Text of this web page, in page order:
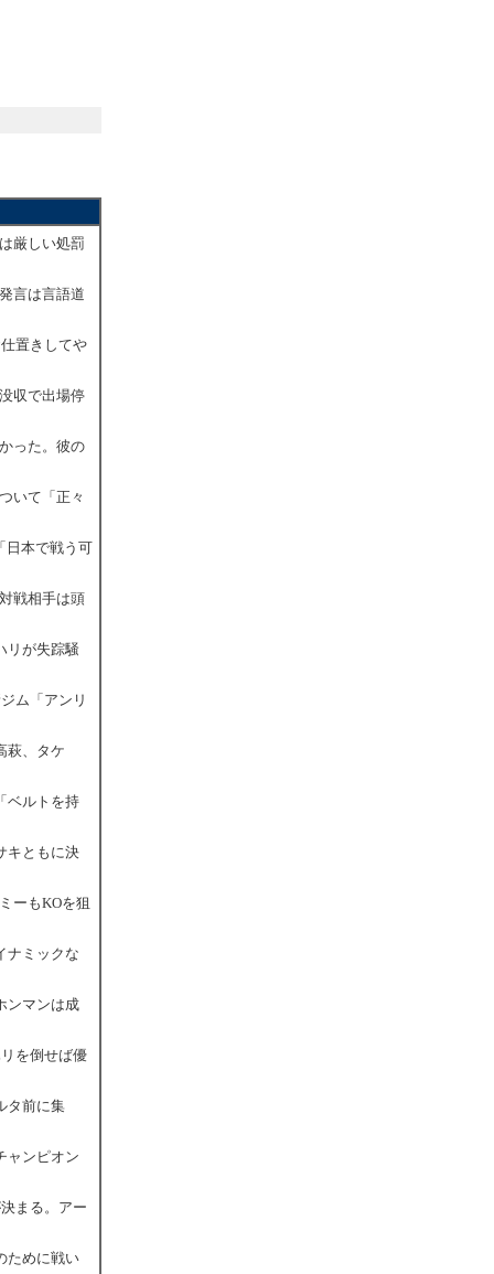
厳しい処罰
言は言語道
置きしてや
収で出場停
った。彼の
いて「正々
日本で戦う可
戦相手は頭
リが失踪騒
ム「アンリ
萩、タケ
ベルトを持
キともに決
ーもKOを狙
ナミックな
ンマンは成
を倒せば優
タ前に集
ャンピオン
まる。アー
ために戦い